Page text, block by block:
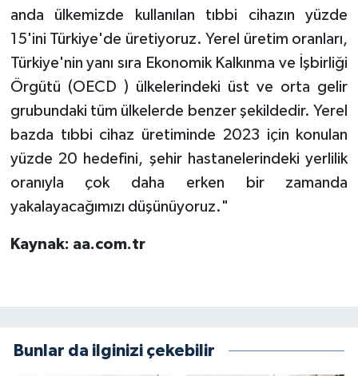
anda ülkemizde kullanılan tıbbi cihazın yüzde
15'ini Türkiye'de üretiyoruz. Yerel üretim oranları,
Türkiye'nin yanı sıra Ekonomik Kalkınma ve İşbirliği
Örgütü (OECD ) ülkelerindeki üst ve orta gelir
grubundaki tüm ülkelerde benzer şekildedir. Yerel
bazda tıbbi cihaz üretiminde 2023 için konulan
yüzde 20 hedefini, şehir hastanelerindeki yerlilik
oranıyla çok daha erken bir zamanda
yakalayacağımızı düşünüyoruz."
Kaynak: aa.com.tr
Bunlar da ilginizi çekebilir